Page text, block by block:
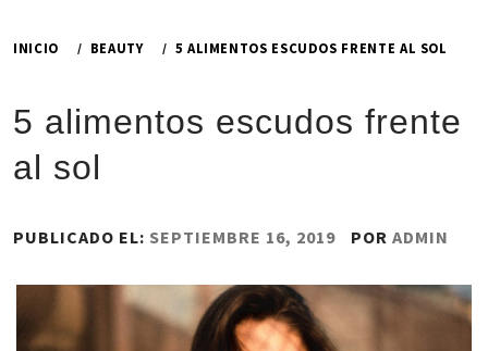
INICIO BEAUTY 5 ALIMENTOS ESCUDOS FRENTE AL SOL
5 alimentos escudos frente
al sol
PUBLICADO EL: SEPTIEMBRE 16, 2019 POR ADMIN